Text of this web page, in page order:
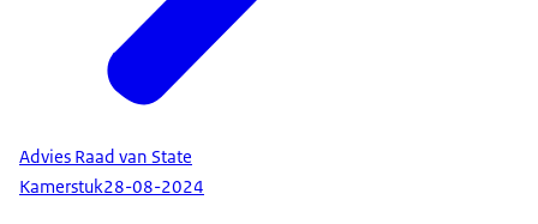
Advies Raad van State
Kamerstuk28-08-2024